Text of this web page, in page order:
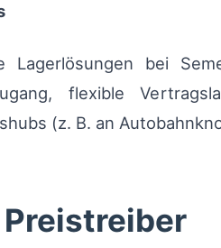
bei
flexible
(z. B. an